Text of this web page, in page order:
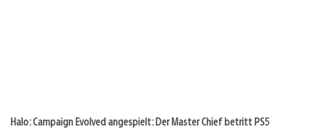
Halo: Campaign Evolved angespielt: Der Master Chief betritt PS5